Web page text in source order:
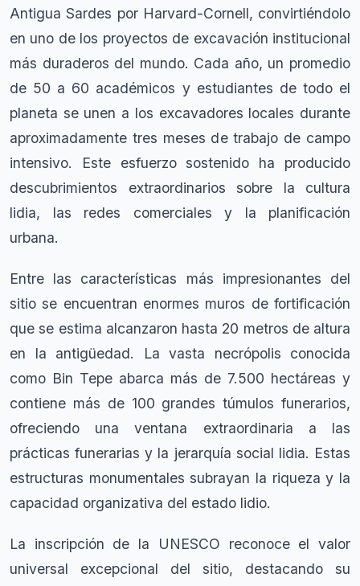
Antigua Sardes por Harvard-Cornell, convirtiéndolo
en uno de los proyectos de excavación institucional
más duraderos del mundo. Cada año, un promedio
de 50 a 60 académicos y estudiantes de todo el
planeta se unen a los excavadores locales durante
aproximadamente tres meses de trabajo de campo
intensivo. Este esfuerzo sostenido ha producido
descubrimientos extraordinarios sobre la cultura
lidia, las redes comerciales y la planificación
urbana.
Entre las características más impresionantes del
sitio se encuentran enormes muros de fortificación
que se estima alcanzaron hasta 20 metros de altura
en la antigüedad. La vasta necrópolis conocida
como Bin Tepe abarca más de 7.500 hectáreas y
contiene más de 100 grandes túmulos funerarios,
ofreciendo una ventana extraordinaria a las
prácticas funerarias y la jerarquía social lidia. Estas
estructuras monumentales subrayan la riqueza y la
capacidad organizativa del estado lidio.
La inscripción de la UNESCO reconoce el valor
universal excepcional del sitio, destacando su